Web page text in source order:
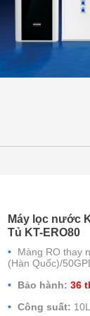
Máy lọc nước
Tủ KT-ERO80
Màng RO thay
(Hàn Quốc)/
Bảo hành: 36
Công suất: